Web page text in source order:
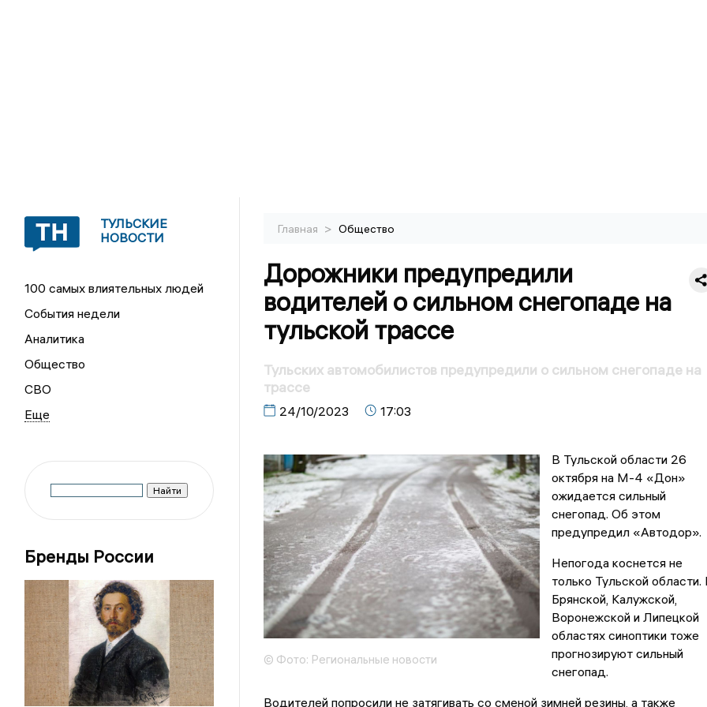
ТУЛЬСКИЕ
НОВОСТИ
100 самых влиятельных людей
События недели
Аналитика
Общество
СВО
Бренды России
Главная > Общество
Дорожники предупредили
водителей о сильном снегопаде на
тульской трассе
Тульских автомобилистов предупредили о сильном снегопаде на
трассе
24/10/2023 17:03
© Фото: Региональные новости
В Тульской области 26
октября на М-4 «Дон»
ожидается сильный
снегопад. Об этом
предупредил «Автодор».
Непогода коснется не
только Тульской области.
Брянской, Калужской,
Воронежской и Липецкой
областях синоптики тоже
прогнозируют сильный
снегопад.
Водителей попросили не затягивать со сменой зимней резины, а также